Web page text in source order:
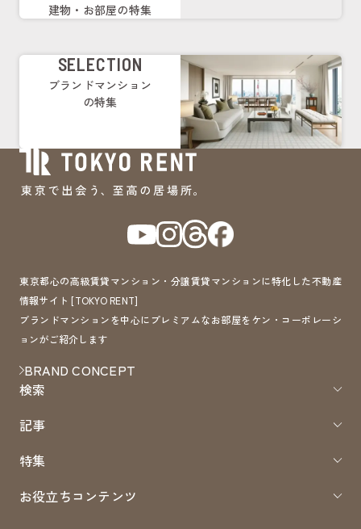
建物・お部屋の特集
SELECTION
ブランドマンション
の特集
東京都心の高級賃貸マンション・分譲賃貸マンションに特化した不動産
情報サイト [TOKYO RENT]
ブランドマンションを中心にプレミアムなお部屋をケン・コーポレーシ
ョンがご紹介します
BRAND CONCEPT
検索
記事
特集
お役立ちコンテンツ